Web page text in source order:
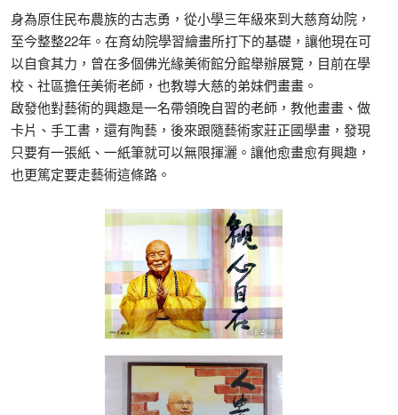
身為原住民布農族的古志勇，從小學三年級來到大慈育幼院，
至今整整22年。在育幼院學習繪畫所打下的基礎，讓他現在可
以自食其力，曾在多個佛光緣美術館分館舉辦展覽，目前在學
校、社區擔任美術老師，也教導大慈的弟妹們畫畫。
啟發他對藝術的興趣是一名帶領晚自習的老師，教他畫畫、做
卡片、手工書，還有陶藝，後來跟隨藝術家莊正國學畫，發現
只要有一張紙、一紙筆就可以無限揮灑。讓他愈畫愈有興趣，
也更篤定要走藝術這條路。